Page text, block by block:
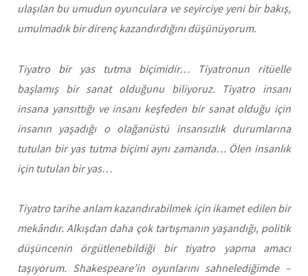
ulaşılan bu umudun oyunculara ve seyirciye yeni bir bakış,
umulmadık bir direnç kazandırdığını düşünüyorum.
Tiyatro bir yas tutma biçimidir… Tiyatronun ritüelle
başlamış bir sanat olduğunu biliyoruz. Tiyatro insanı
insana yansıttığı ve insanı keşfeden bir sanat olduğu için
insanın yaşadığı o olağanüstü insansızlık durumlarına
tutulan bir yas tutma biçimi aynı zamanda… Ölen insanlık
için tutulan bir yas…
Tiyatro tarihe anlam kazandırabilmek için ikamet edilen bir
mekândır. Alkışdan daha çok tartışmanın yaşandığı, politik
düşüncenin örgütlenebildiği bir tiyatro yapma amacı
taşıyorum. Shakespeare’in oyunlarını sahnelediğimde –